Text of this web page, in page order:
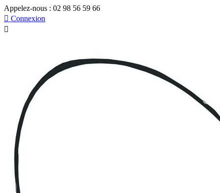
Appelez-nous : 02 98 56 59 66
 Connexion
